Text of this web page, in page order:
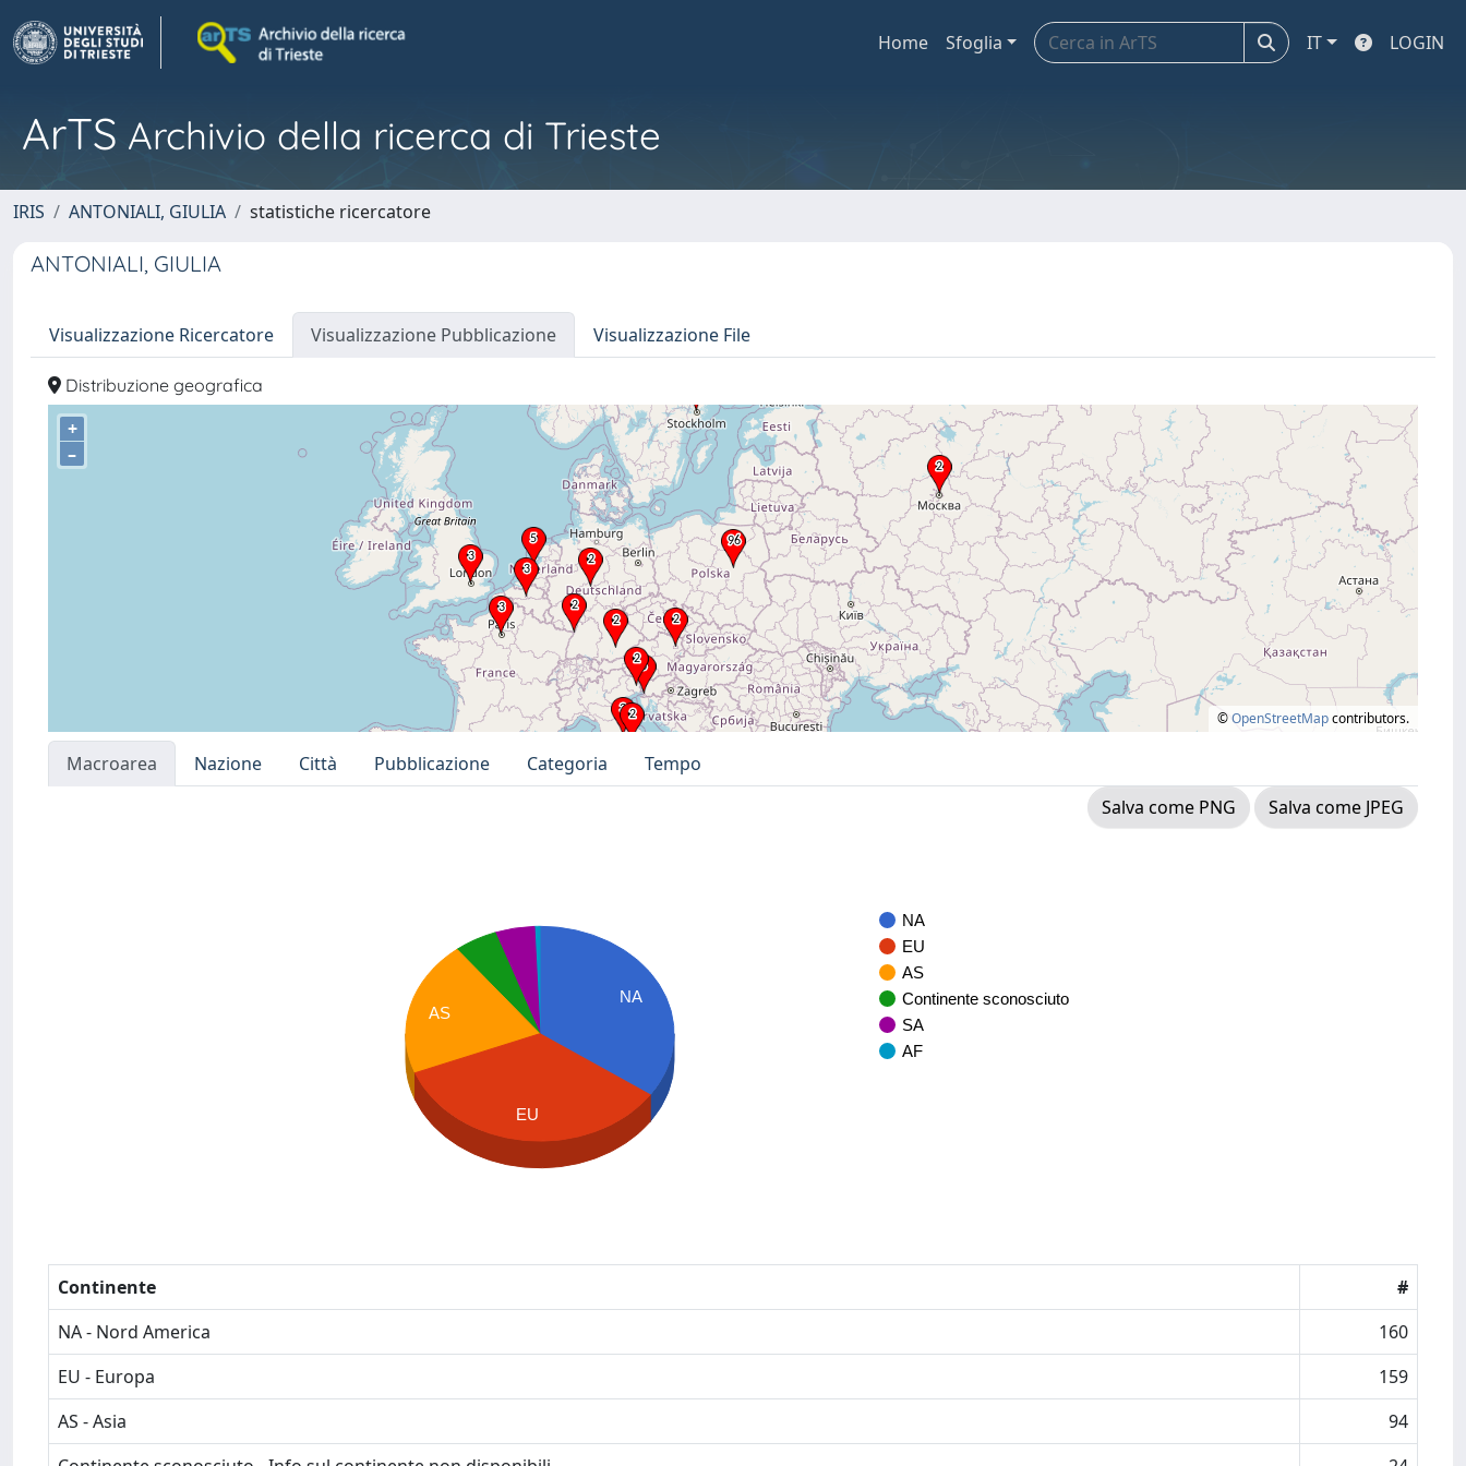
Home Sfoglia IT LOGIN
ArTS Archivio della ricerca di Trieste
IRIS ANTONIALI, GIULIA statistiche ricercatore
ANTONIALI, GIULIA
Visualizzazione Ricercatore Visualizzazione Pubblicazione Visualizzazione File
Distribuzione geografica
+
–
©OpenStreetMapcontributors.
Macroarea Nazione Città Pubblicazione Categoria
Tempo
Salva come PNG
Salva come JPEG
NA
EU
AS
Continente sconosciuto
SA
AF
NA
AS
EU
Continente
#
NA - Nord America
160
EU - Europa
159
AS - Asia
94